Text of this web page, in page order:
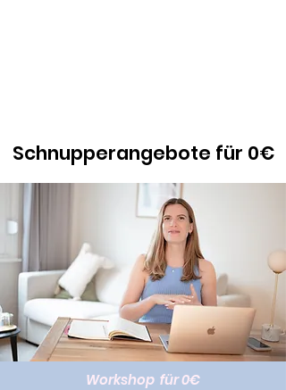
Schnupperangebote für 0€
Workshop für 0€